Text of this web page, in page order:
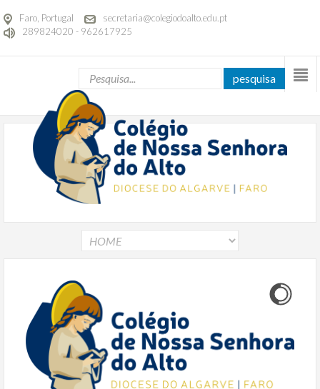
Faro, Portugal
secretaria@colegiodoalto.edu.pt
289824020 - 962617925
pesquisa